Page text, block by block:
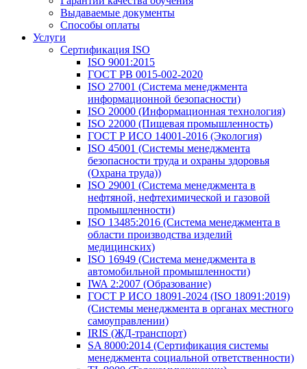
Выдаваемые документы
Способы оплаты
Услуги
Сертификация ISO
ISO 9001:2015
ГОСТ РВ 0015-002-2020
ISO 27001 (Система менеджмента
информационной безопасности)
ISO 20000 (Информационная технология)
ISO 22000 (Пищевая промышленность)
ГОСТ Р ИСО 14001-2016 (Экология)
ISO 45001 (Системы менеджмента
безопасности труда и охраны здоровья
(Охрана труда))
ISO 29001 (Система менеджмента в
нефтяной, нефтехимической и газовой
промышленности)
ISO 13485:2016 (Система менеджмента в
области производства изделий
медицинских)
ISO 16949 (Система менеджмента в
автомобильной промышленности)
IWA 2:2007 (Образование)
ГОСТ Р ИСО 18091-2024 (ISO 18091:2019)
(Системы менеджмента в органах местного
самоуправлении)
IRIS (ЖД-транспорт)
SA 8000:2014 (Сертификация системы
менеджмента социальной ответственности)